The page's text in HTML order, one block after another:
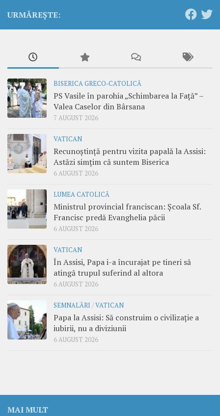
URMĂREȘTE:
BISERICA GRECO-CATOLICĂ
PS Vasile în parohia „Schimbarea la Față” –
Valea Caselor din Bârsana
7 AUGUST 2026
VATICAN
Recunoștință pentru vizita papală la Assisi:
Astăzi simțim că suntem Biserica
6 AUGUST 2026
LUMEA CATOLICĂ
Ministrul provincial franciscan: Școala Sf.
Francisc predă Evanghelia păcii
6 AUGUST 2026
VATICAN
În Assisi, Papa i-a încurajat pe tineri să
atingă trupul suferind al altora
6 AUGUST 2026
SEMNALĂRI /VATICAN
Papa la Assisi: Să construim o civilizație a
iubirii, nu a diviziunii
6 AUGUST 2026
MAI MULT